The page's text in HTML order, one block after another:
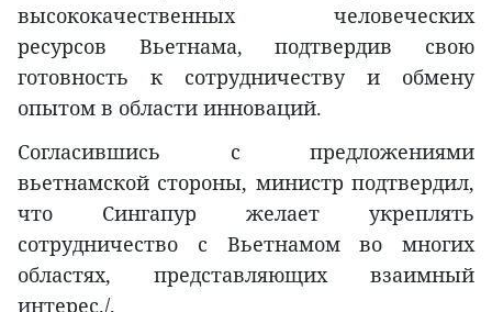
высококачественных человеческих
ресурсов Вьетнама, подтвердив свою
готовность к сотрудничеству и обмену
опытом в области инноваций.
Согласившись с предложениями
вьетнамской стороны, министр подтвердил,
что Сингапур желает укреплять
сотрудничество с Вьетнамом во многих
областях, представляющих взаимный
интерес./.